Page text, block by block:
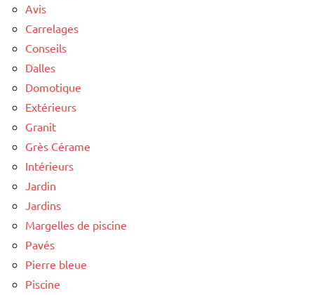
Avis
Carrelages
Conseils
Dalles
Domotique
Extérieurs
Granit
Grès Cérame
Intérieurs
Jardin
Jardins
Margelles de piscine
Pavés
Pierre bleue
Piscine